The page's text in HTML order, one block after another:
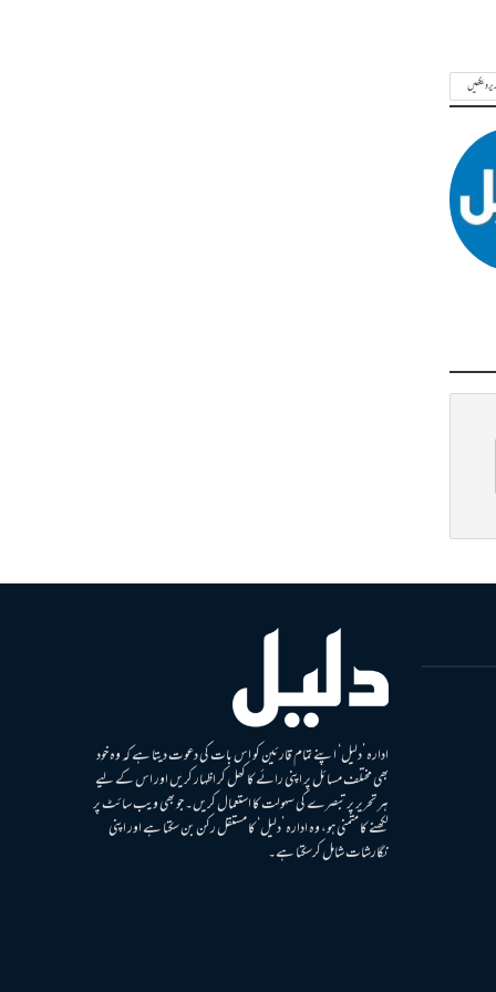
دیکھیں
ادارہ ’دلیل‘ اپنے تمام قارئین کو اس بات کی دعوت دیتا ہے کہ وہ خود
بھی مختلف مسائل پر اپنی رائے کا کھل کر اظہار کریں اور اس کے لیے
ہر تحریر پر تبصرے کی سہولت کا استعمال کریں۔ جو بھی ویب سائٹ پر
لکھنے کا متمنی ہو، وہ ادارہ ’دلیل‘ کا مستقل رکن بن سکتا ہے اور اپنی
نگارشات شامل کرسکتا ہے۔